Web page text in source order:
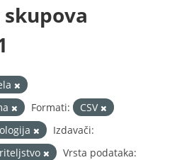
Formati:
CSV
Izdavači:
Vrsta podataka: